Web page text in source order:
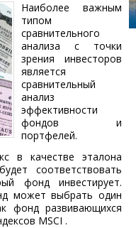
Наиболее важным
типом
сравнительного
анализа с точки
зрения инвесторов
является
сравнительный
анализ
эффективности
фондов и
портфелей.
в качестве эталона
соответствовать
фонд инвестирует.
может выбрать один
фонд развивающихся
MSCI .